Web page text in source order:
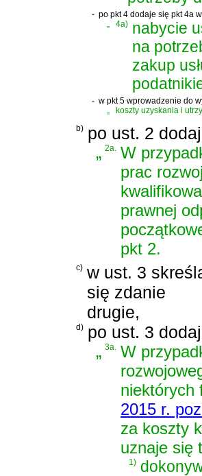
- po pkt 4 dodaje się pkt 4a
„
4a) nabycie
na
zakup
- w pkt 5 wprowadzenie do
koszty uzyskania i
b) po ust. 2
„2a.
W
prac
prawnej
pkt 2.
c) w ust. 3
się zdanie
drugie,
d) po ust. 3
„3a.
W
niektórych
2015 r.
za koszty
uznaje się
1)